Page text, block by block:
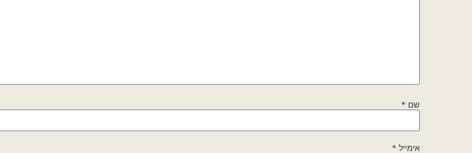
שם *
אימייל *